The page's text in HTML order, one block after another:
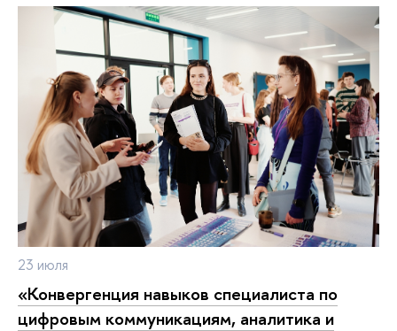
23 июля
«Конвергенция навыков специалиста по
цифровым коммуникациям, аналитика и